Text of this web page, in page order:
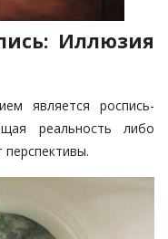
Иллюзия
является роспись-
реальность либо